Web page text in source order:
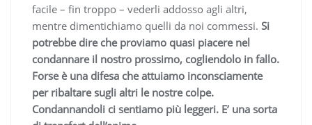
facile – fin troppo – vederli addosso agli altri,
mentre dimentichiamo quelli da noi commessi. Si
potrebbe dire che proviamo quasi piacere nel
condannare il nostro prossimo, cogliendolo in fallo.
Forse è una difesa che attuiamo inconsciamente
per ribaltare sugli altri le nostre colpe.
Condannandoli ci sentiamo più leggeri. E’ una sorta